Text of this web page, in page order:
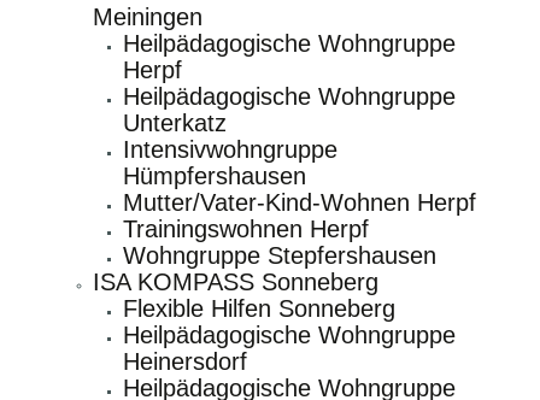
Meiningen
Heilpädagogische Wohngruppe
Herpf
Heilpädagogische Wohngruppe
Unterkatz
Intensivwohngruppe
Hümpfershausen
Mutter/Vater-Kind-Wohnen Herpf
Trainingswohnen Herpf
Wohngruppe Stepfershausen
ISA KOMPASS Sonneberg
Flexible Hilfen Sonneberg
Heilpädagogische Wohngruppe
Heinersdorf
Heilpädagogische Wohngruppe